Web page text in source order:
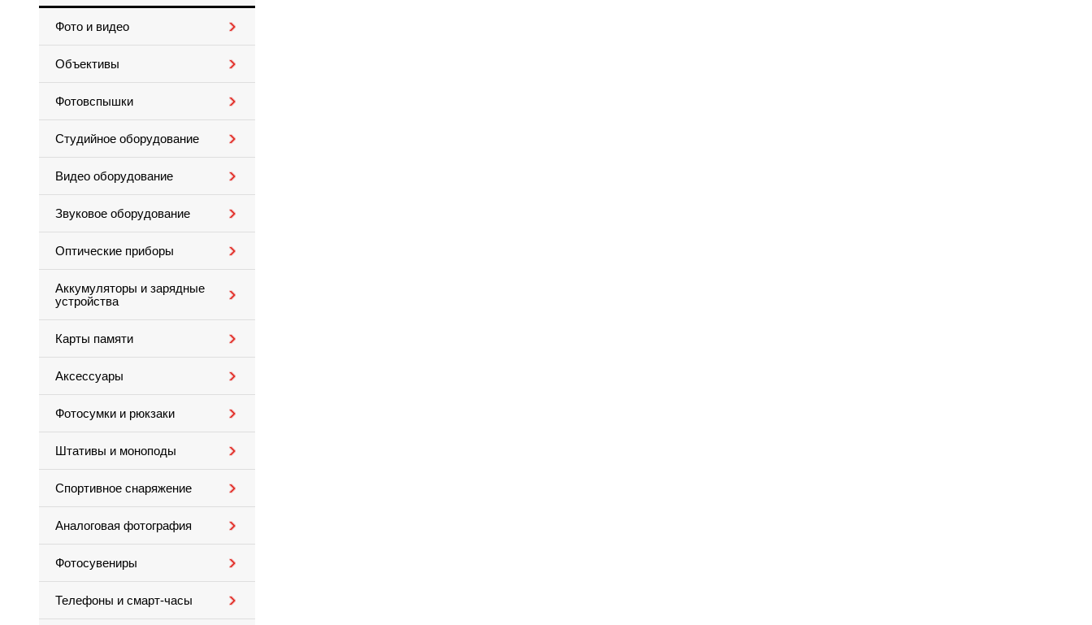
Фото и видео
Объективы
Фотовспышки
Студийное оборудование
Видео оборудование
Звуковое оборудование
Оптические приборы
Аккумуляторы и зарядные
устройства
Карты памяти
Аксессуары
Фотосумки и рюкзаки
Штативы и моноподы
Спортивное снаряжение
Аналоговая фотография
Фотосувениры
Телефоны и смарт-часы